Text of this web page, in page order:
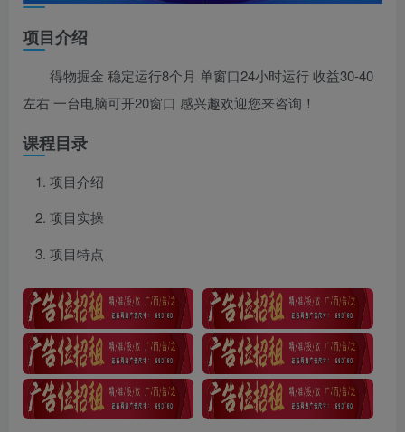
项目介绍
得物掘金 稳定运行8个月 单窗口24小时运行 收益30-40
左右 一台电脑可开20窗口 感兴趣欢迎您来咨询！
课程目录
项目介绍
项目实操
项目特点